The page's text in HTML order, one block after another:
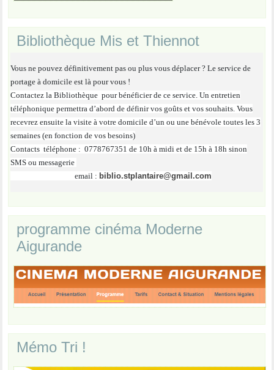
Bibliothèque Mis et Thiennot
Vous ne pouvez définitivement pas ou plus vous déplacer ? Le service de
portage à domicile est là pour vous !
Contactez la Bibliothèque pour bénéficier de ce service. Un entretien
téléphonique permettra d’abord de définir vos goûts et vos souhaits. Vous
recevrez ensuite la visite à votre domicile d’un ou une bénévole toutes les 3
semaines (en fonction de vos besoins)
Contacts téléphone : 0778767351 de 10h à midi et de 15h à 18h sinon
SMS ou messagerie
email : biblio.stplantaire@gmail.com
programme cinéma Moderne
Aigurande
Mémo Tri !